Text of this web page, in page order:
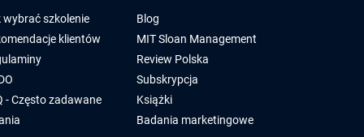
wybrać szkolenie
klientów
- Często zadawane
Blog
MIT Sloan Management
Review Polska
Subskrypcja
Książki
Badania marketingowe